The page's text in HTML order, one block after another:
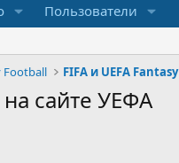
Пользователи
Football FIFA и UEFA Fantasy
сайте УЕФА